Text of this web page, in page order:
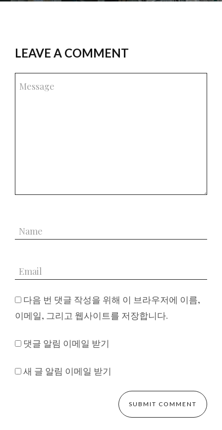
LEAVE A COMMENT
다음 번 댓글 작성을 위해 이 브라우저에 이름,
이메일, 그리고 웹사이트를 저장합니다.
댓글 알림 이메일 받기
새 글 알림 이메일 받기